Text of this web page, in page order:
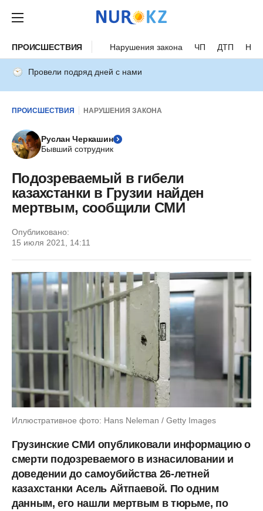
ПРОИСШЕСТВИЯ Нарушения закона ЧП ДТП
Провели подряд дней с нами
ПРОИСШЕСТВИЯ НАРУШЕНИЯ ЗАКОНА
Руслан Черкашин
Бывший сотрудник
Подозреваемый в гибели
казахстанки в Грузии найден
мертвым, сообщили СМИ
Опубликовано:
15 июля 2021, 14:11
Иллюстративное фото: Hans Neleman / Getty Images
Грузинские СМИ опубликовали информацию о
смерти подозреваемого в изнасиловании и
доведении до самоубийства 26-летней
казахстанки Асель Айтпаевой. По одним
данным, его нашли мертвым в тюрьме, по